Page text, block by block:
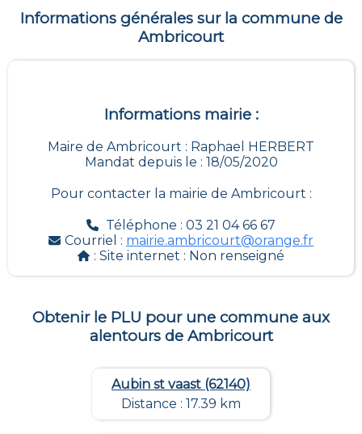
Informations générales sur la commune de
Ambricourt
Informations mairie :
Maire de Ambricourt : Raphael HERBERT
Mandat depuis le : 18/05/2020
Pour contacter la mairie de Ambricourt :
Téléphone : 03 21 04 66 67
Courriel : mairie.ambricourt@orange.fr
: Site internet : Non renseigné
Obtenir le PLU pour une commune aux
alentours de Ambricourt
Aubin st vaast (62140)
Distance : 17.39 km